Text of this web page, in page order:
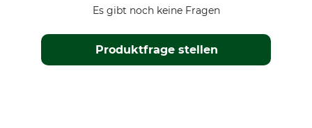
Produktfrage stellen
Es gibt noch keine Fragen